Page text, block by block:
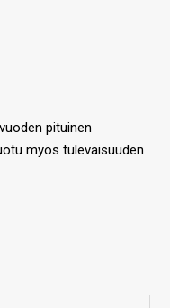
pituinen
myös tulevaisuuden